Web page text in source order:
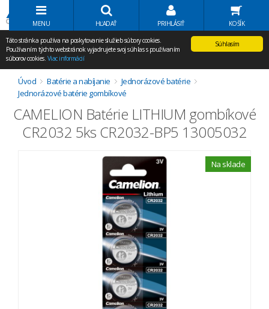
Volať Agem
MENU HĽADAŤ PRIHLÁSIŤ KOŠÍK
Súhlasím
Táto stránka používa na poskytovanie služieb súbory cookies.
Používaním týchto webstránok vyjadrujete svoj súhlas s používaním
súborov cookies. Viac informácií
Úvod Batérie a nabíjanie
Jednorázové batérie
Jednorázové batérie gombíkové
CAMELION Batérie LITHIUM gombíkové
CR2032 5ks CR2032-BP5 13005032
Na sklade